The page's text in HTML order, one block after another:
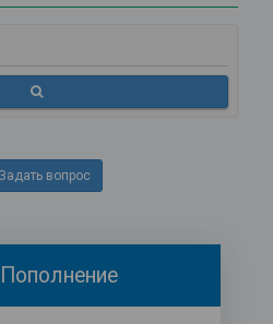
вопрос
Пополнение